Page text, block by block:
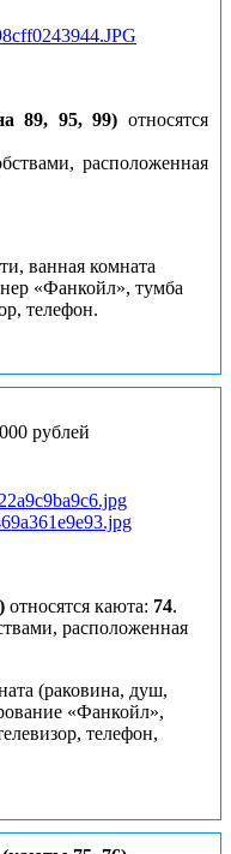
89, 95, 99) относятся
расположенная
ванная комната
«Фанкойл», тумба
телефон.
рублей
относятся каюта: 74.
расположенная
(раковина, душ,
«Фанкойл»,
телефон,